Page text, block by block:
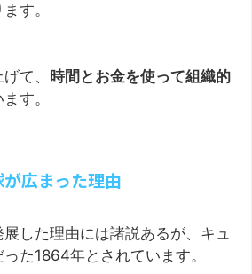
す。
て、 時間とお金を使って組織的
す。
広まった理由
した理由には諸説あるが、キュ
た1864年とされています。